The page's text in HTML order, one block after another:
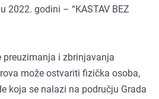
2022. godini – “KASTAV BEZ
preuzimanja i zbrinjavanja
može ostvariti fizička osoba,
koja se nalazi na području Grada